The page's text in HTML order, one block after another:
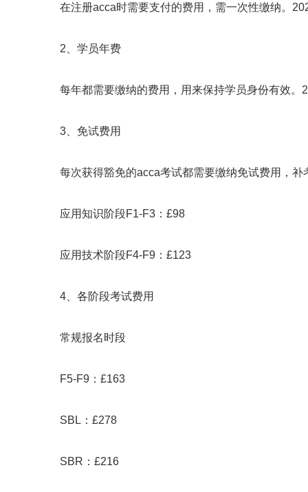
在注册acca时需要支付的费用，需一次性缴纳。
2、学员年费
每年都需要缴纳的费用，用来保持学员身份有效。
3、免试费用
每次获得豁免的acca考试都需要缴纳免试费用，补
应用知识阶段F1-F3：£98
应用技术阶段F4-F9：£123
4、各阶段考试费用
常规报名时段
F5-F9：£163
SBL：£278
SBR：£216